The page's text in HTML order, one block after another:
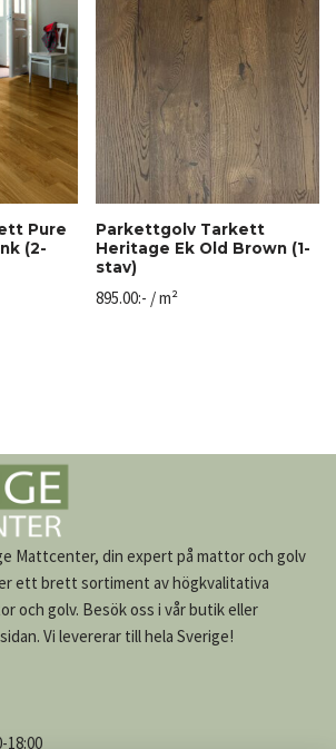
Pure
(2-
Parkettgolv Tarkett
Heritage Ek Old Brown (1-
stav)
895.00:- / m²
Mattcenter, din expert på mattor och golv
ett brett sortiment av högkvalitativa
och golv. Besök oss i vår butik eller
Vi levererar till hela Sverige!
18:00